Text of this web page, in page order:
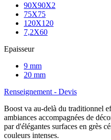
90X90X2
75X75
120X120
7,2X60
Epaisseur
9 mm
20 mm
Renseignement - Devis
Boost va au-delà du traditionnel
ambiances accompagnées de
par d'élégantes surfaces en grès
couleurs intenses.